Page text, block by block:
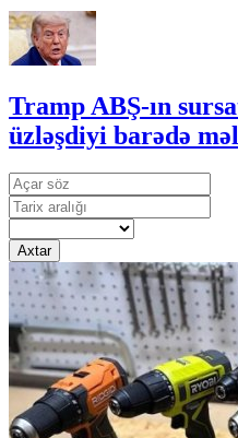
Tramp ABŞ-ın
üzləşdiyi barədə
Axtar